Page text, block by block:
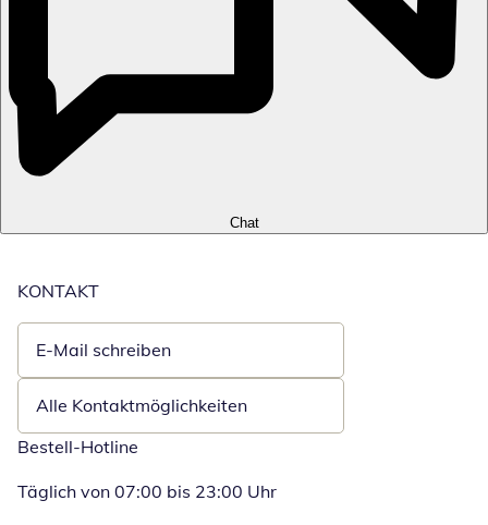
Chat
KONTAKT
E-Mail schreiben
Öffnet E-Mail-Client
Alle Kontaktmöglichkeiten
Bestell-Hotline
Täglich von 07:00 bis 23:00 Uhr